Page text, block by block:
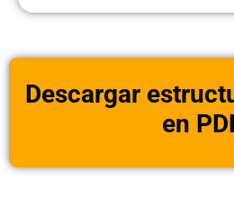
Descargar
en